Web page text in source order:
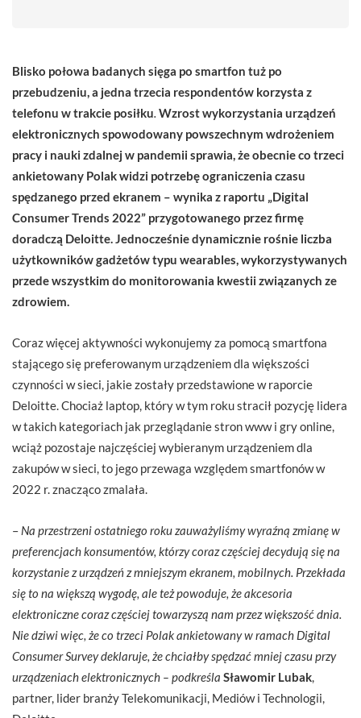
Blisko połowa badanych sięga po smartfon tuż po
przebudzeniu, a jedna trzecia respondentów korzysta z
telefonu w trakcie posiłku Wzrost wykorzystania urządzeń
elektronicznych spowodowany powszechnym wdrożeniem
pracy i nauki zdalnej w pandemii sprawia, że obecnie co trzeci
ankietowany Polak widzi potrzebę ograniczenia czasu
spędzanego przed ekranem – wynika z raportu „Digital
Consumer Trends 2022” przygotowanego przez firmę
doradczą Deloitte. Jednocześnie dynamicznie rośnie liczba
użytkowników gadżetów typu wearables, wykorzystywanych
przede wszystkim do monitorowania kwestii związanych ze
zdrowiem.
Coraz więcej aktywności wykonujemy za pomocą smartfona
stającego się preferowanym urządzeniem dla większości
czynności w sieci, jakie zostały przedstawione w raporcie
Deloitte. Chociaż laptop, który w tym roku stracił pozycję lidera
w takich kategoriach jak przeglądanie stron www i gry online,
wciąż pozostaje najczęściej wybieranym urządzeniem dla
zakupów w sieci, to jego przewaga względem smartfonów w
2022 r. znacząco zmalała.
– Na przestrzeni ostatniego roku zauważyliśmy wyraźną zmianę w
preferencjach konsumentów, którzy coraz częściej decydują się na
korzystanie z urządzeń z mniejszym ekranem, mobilnych. Przekłada
się to na większą wygodę, ale też powoduje, że akcesoria
elektroniczne coraz częściej towarzyszą nam przez większość dnia.
Nie dziwi więc, że co trzeci Polak ankietowany w ramach Digital
Consumer Survey deklaruje, że chciałby spędzać mniej czasu przy
urządzeniach elektronicznych – podkreśla Sławomir Lubak
partner, lider branży Telekomunikacji, Mediów i Technologii,